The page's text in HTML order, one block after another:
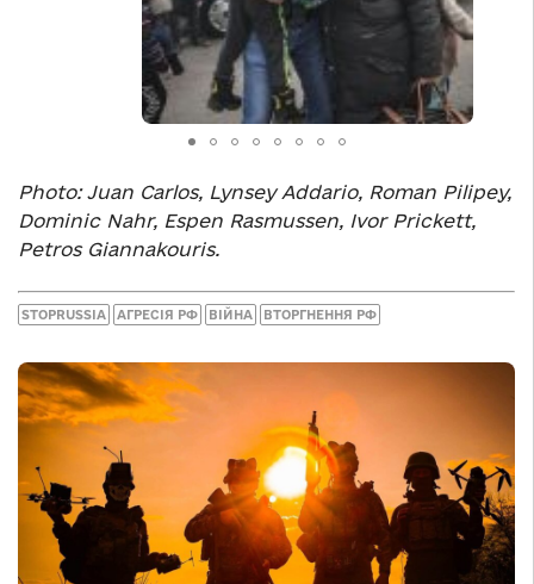
Photo: Juan Carlos, Lynsey Addario, Roman Pilipey,
Dominic Nahr, Espen Rasmussen, Ivor Prickett,
Petros Giannakouris.
STOPRUSSIA АГРЕСІЯ РФ ВІЙНА ВТОРГНЕННЯ РФ